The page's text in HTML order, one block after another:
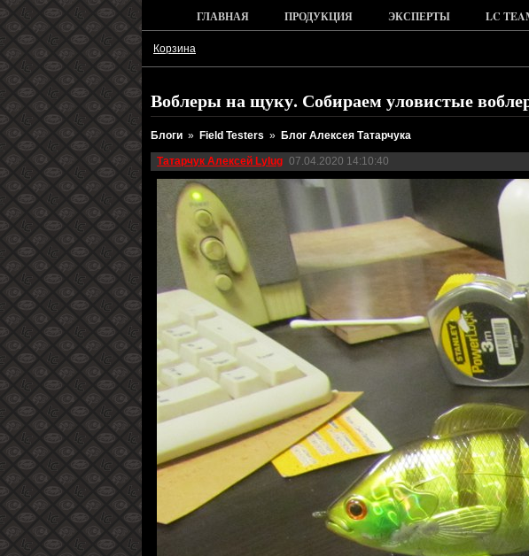
ГЛАВНАЯ ПРОДУКЦИЯ ЭКСПЕРТЫ LC
Корзина
Воблеры на щуку. Собираем уловистые
Блоги » Field Testers » Блог Алексея Татарчука
Татарчук Алексей Lylug 07.04.2020 14:10:40